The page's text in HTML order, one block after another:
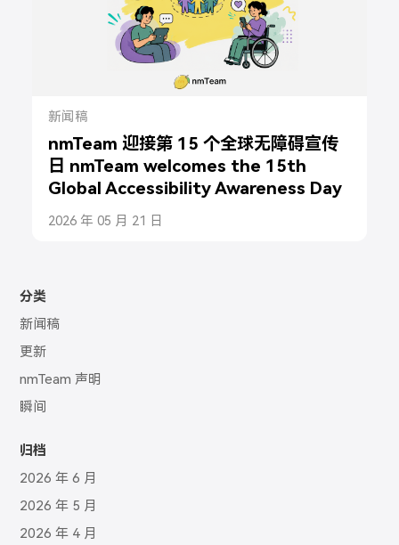
新闻稿
nmTeam 迎接第 15 个全球无障碍宣传
日 nmTeam welcomes the 15th
Global Accessibility Awareness Day
2026 年 05 月 21 日
分类
新闻稿
更新
nmTeam 声明
瞬间
归档
2026 年 6 月
2026 年 5 月
2026 年 4 月